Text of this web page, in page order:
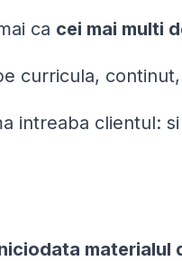
ca cei mai multi
curricula,
intreaba clientul:
materialul